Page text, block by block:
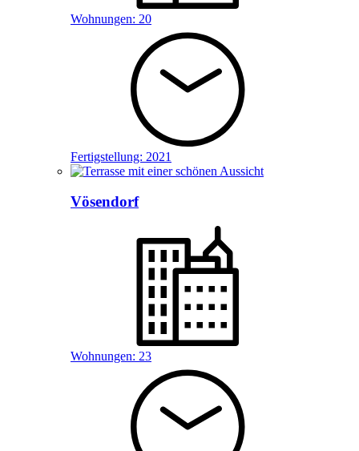
Wohnungen: 20
Fertigstellung: 2021
Vösendorf
Wohnungen: 23